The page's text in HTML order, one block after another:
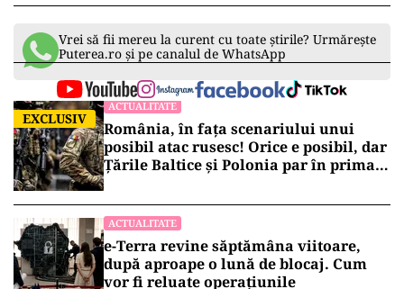
Vrei să fii mereu la curent cu toate știrile? Urmărește
Puterea.ro și pe canalul de WhatsApp
EXCLUSIV
ACTUALITATE
România, în fața scenariului unui
posibil atac rusesc! Orice e posibil, dar
Țările Baltice și Polonia par în prima
ACTUALITATE
e-Terra revine săptămâna viitoare,
după aproape o lună de blocaj. Cum
vor fi reluate operațiunile